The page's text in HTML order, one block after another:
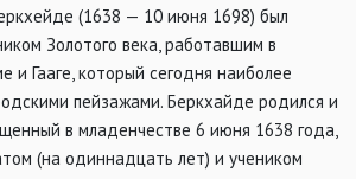
(1638 — 10 июня 1698) был
Золотого века, работавшим в
и Гааге, который сегодня наиболее
пейзажами. Беркхайде родился и
в младенчестве 6 июня 1638 года,
(на одиннадцать лет) и учеником